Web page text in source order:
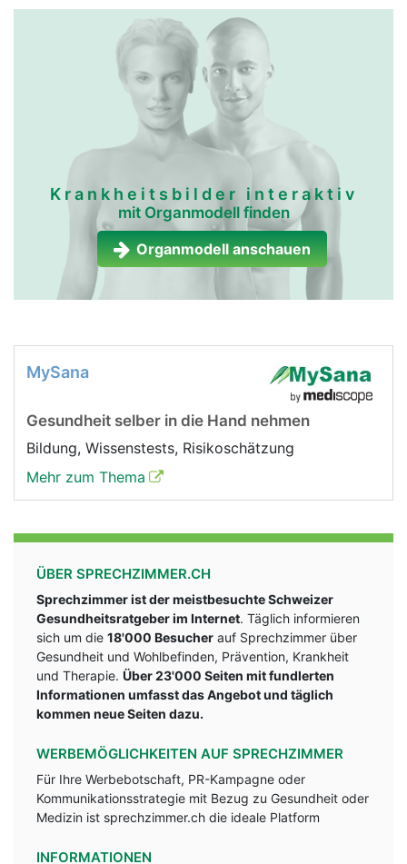
Krankheitsbilder interaktiv
mit Organmodell finden
Organmodell anschauen
MySana
Gesundheit selber in die Hand nehmen
Bildung, Wissenstests, Risikoschätzung
Mehr zum Thema
ÜBER SPRECHZIMMER.CH
Sprechzimmer ist der meistbesuchte Schweizer
Gesundheitsratgeber im Internet. Täglich informieren
sich um die 18'000 Besucher auf Sprechzimmer über
Gesundheit und Wohlbefinden, Prävention, Krankheit
und Therapie. Über 23'000 Seiten mit fundlerten
Informationen umfasst das Angebot und täglich
kommen neue Seiten dazu.
WERBEMÖGLICHKEITEN AUF SPRECHZIMMER
Für Ihre Werbebotschaft, PR-Kampagne oder
Kommunikationsstrategie mit Bezug zu Gesundheit oder
Medizin ist sprechzimmer.ch die ideale Platform
INFORMATIONEN